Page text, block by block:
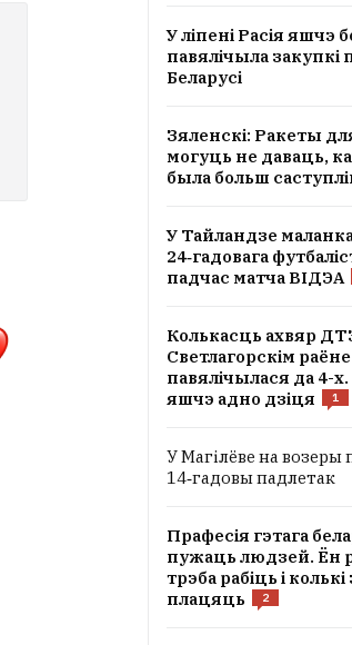
У ліпені Расія яшчэ
павялічыла закупкі
Беларусі
Зяленскі: Ракеты
могуць не даваць,
была больш
У Тайландзе маланка
24‑гадовага
падчас матча ВІДЭА
Колькасць ахвяр
Светлагорскім раёне
павялічылася да 4-
яшчэ адно дзіця
1
У Магілёве на возеры
14‑гадовы падлетак
Прафесія гэтага
пужаць людзей. Ён
трэба рабіць і колькі
плацяць
2